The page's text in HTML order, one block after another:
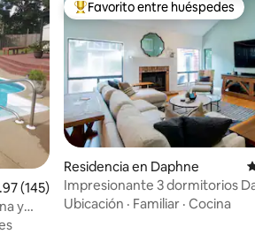
promedio: 4.97 de 5; 145
(145)
y
De los mejores en Favorito
Favorito entre huéspedes
Residencia en Daphne
Impresionante 3 dormitorios
Fairhope | Piscina y spa |
Ubicación · Familiar · Cocina